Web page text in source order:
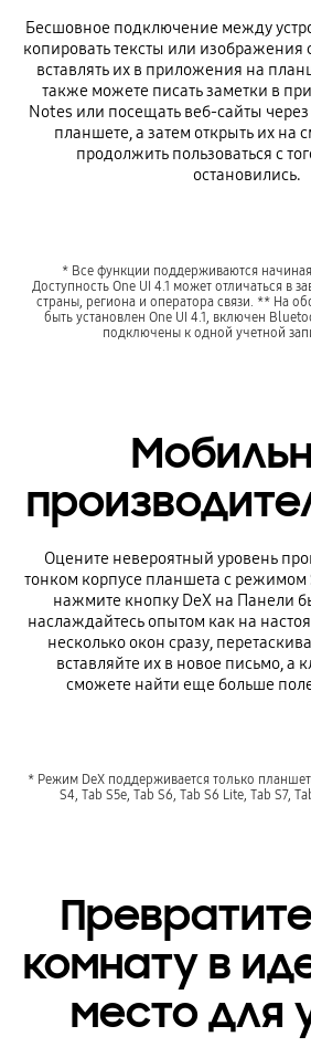
Бесшовное подключение между
копировать тексты или изображения
вставлять их в приложения на
также можете писать заметки в
Notes или посещать веб-сайты
планшете, а затем открыть их на
продолжить пользоваться с
остановились.
* Все функции поддерживаются начиная
Доступность One UI 4.1 может отличаться в
страны, региона и оператора связи. ** На
быть установлен One UI 4.1, включен
подключены к одной учетной
Оцените невероятный уровень
тонком корпусе планшета с режимом
нажмите кнопку DeX на Панели
наслаждайтесь опытом как на
несколько окон сразу,
вставляйте их в новое письмо, а
сможете найти еще больше
* Режим DeX поддерживается только
S4, Tab S5e, Tab S6, Tab S6 Lite, Tab S7,
комнату в
место для